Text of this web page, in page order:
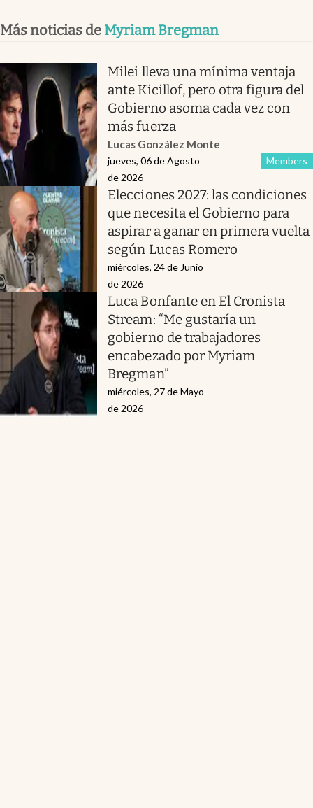
Más noticias de Myriam Bregman
Milei lleva una mínima ventaja
ante Kicillof, pero otra figura del
Gobierno asoma cada vez con
más fuerza
Lucas González Monte
Members
jueves, 06 de Agosto
de 2026
Elecciones 2027: las condiciones
que necesita el Gobierno para
aspirar a ganar en primera vuelta
según Lucas Romero
miércoles, 24 de Junio
de 2026
Luca Bonfante en El Cronista
Stream: “Me gustaría un
gobierno de trabajadores
encabezado por Myriam
Bregman”
miércoles, 27 de Mayo
de 2026